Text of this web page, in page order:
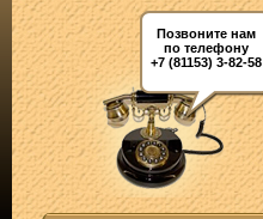
Позвоните нам
по телефону
+7 (81153) 3-82-58